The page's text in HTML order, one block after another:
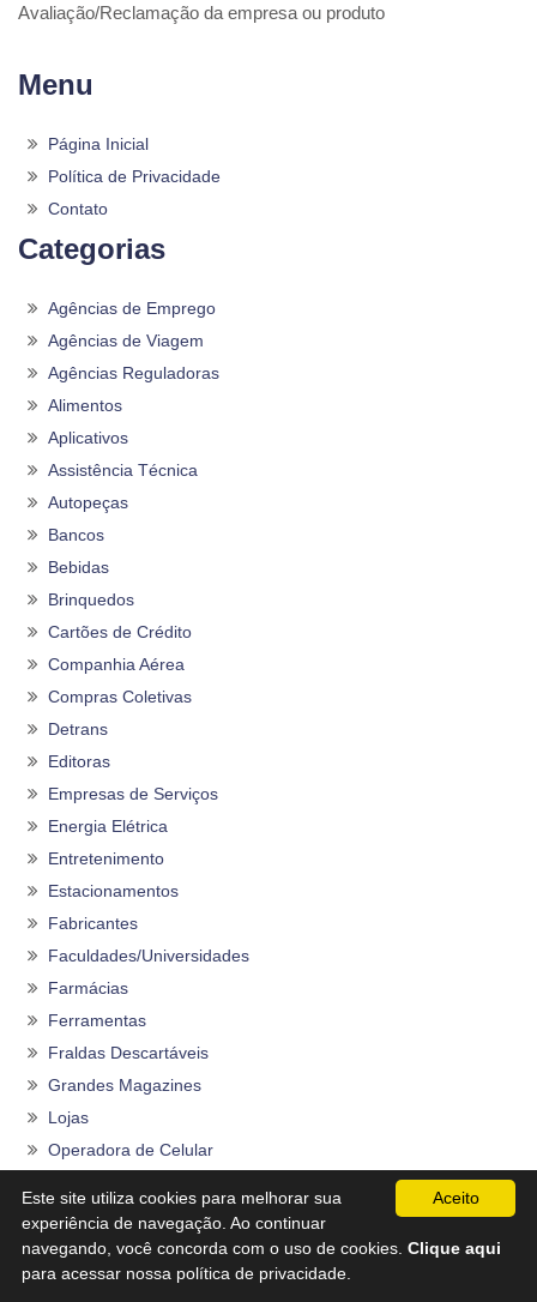
Avaliação/Reclamação da empresa ou produto
Menu
Página Inicial
Política de Privacidade
Contato
Categorias
Agências de Emprego
Agências de Viagem
Agências Reguladoras
Alimentos
Aplicativos
Assistência Técnica
Autopeças
Bancos
Bebidas
Brinquedos
Cartões de Crédito
Companhia Aérea
Compras Coletivas
Detrans
Editoras
Empresas de Serviços
Energia Elétrica
Entretenimento
Estacionamentos
Fabricantes
Faculdades/Universidades
Farmácias
Ferramentas
Fraldas Descartáveis
Grandes Magazines
Lojas
Operadora de Celular
Planos de Saúde
Programas do Governo
Rações
Aceito
Este site utiliza cookies para melhorar sua
experiência de navegação. Ao continuar
navegando, você concorda com o uso de cookies. Clique aqui
para acessar nossa política de privacidade.